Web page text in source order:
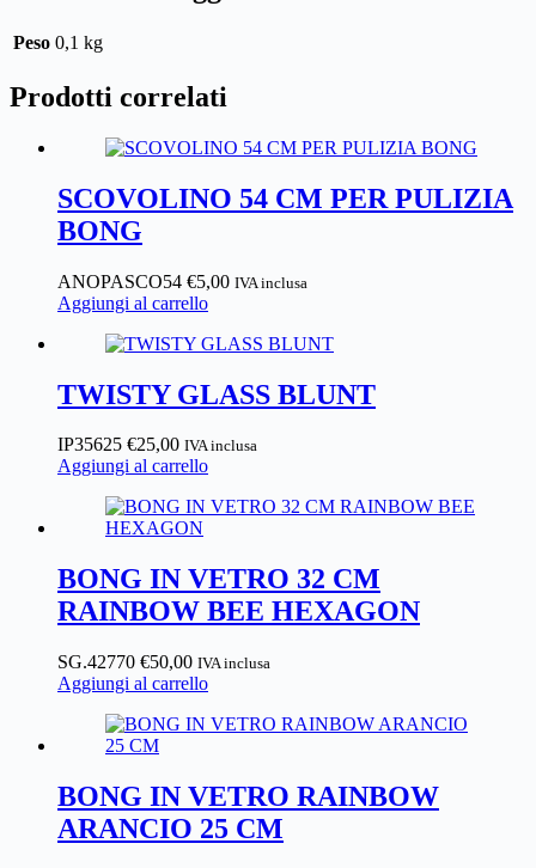
Peso 0,1 kg
Prodotti correlati
SCOVOLINO 54 CM PER PULIZIA
BONG
ANOPASCO54 €5,00 IVA inclusa
Aggiungi al carrello
TWISTY GLASS BLUNT
IP35625 €25,00 IVA inclusa
Aggiungi al carrello
BONG IN VETRO 32 CM
RAINBOW BEE HEXAGON
SG.42770 €50,00 IVA inclusa
Aggiungi al carrello
BONG IN VETRO RAINBOW
ARANCIO 25 CM